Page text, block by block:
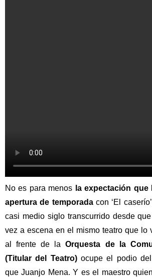
No es para menos la expectación
apertura de temporadacon ‘El
casi medio siglo transcurrido desde
vez a escena en el mismo teatro que lo
al frente de laOrquesta de la
(Titular del Teatro) ocupe el podio
que Juanjo Mena. Y es el maestro